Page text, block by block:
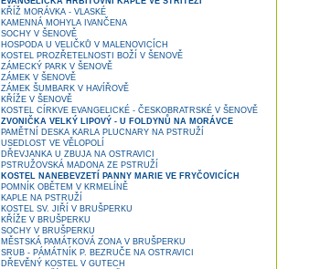
KŘÍŽ MORÁVKA - VLASKÉ
KAMENNÁ MOHYLA IVANČENA
SOCHY V ŠENOVĚ
HOSPODA U VELIČKŮ V MALENOVICÍCH
KOSTEL PROZŘETELNOSTI BOŽÍ V ŠENOVĚ
ZÁMECKÝ PARK V ŠENOVĚ
ZÁMEK V ŠENOVĚ
ZÁMEK ŠUMBARK V HAVÍŘOVĚ
KŘÍŽE V ŠENOVĚ
KOSTEL CÍRKVE EVANGELICKÉ - ČESKOBRATRSKÉ V ŠENOVĚ
ZVONIČKA VELKÝ LIPOVÝ - U FOLDYNŮ NA MORÁVCE
PAMĚTNÍ DESKA KARLA PLUCNARY NA PSTRUŽÍ
USEDLOST VE VĚLOPOLÍ
DŘEVJANKA U ZBUJA NA OSTRAVICI
PSTRUŽOVSKÁ MADONA ZE PSTRUŽÍ
KOSTEL NANEBEVZETÍ PANNY MARIE VE FRYČOVICÍCH
POMNÍK OBĚTEM V KRMELÍNĚ
KAPLE NA PSTRUŽÍ
KOSTEL SV. JIŘÍ V BRUŠPERKU
KŘÍŽE V BRUŠPERKU
SOCHY V BRUŠPERKU
MĚSTSKÁ PAMÁTKOVÁ ZONA V BRUŠPERKU
SRUB - PÁMÁTNÍK P. BEZRUČE NA OSTRAVICI
DŘEVĚNÝ KOSTEL V GUTECH